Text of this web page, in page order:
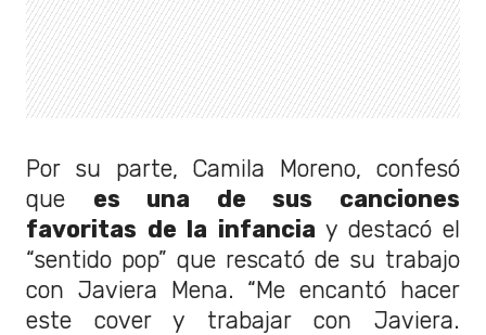
Por su parte, Camila Moreno, confesó
que es una de sus canciones
favoritas de la infancia y destacó el
“sentido pop” que rescató de su trabajo
con Javiera Mena. “Me encantó hacer
este cover y trabajar con Javiera.